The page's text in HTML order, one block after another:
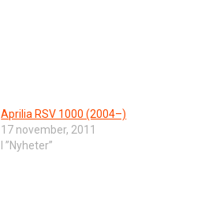
Aprilia RSV 1000 (2004–)
17 november, 2011
I ”Nyheter”